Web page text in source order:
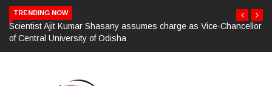
TRENDING NOW
ଗଜପତି:ପାରଳାଖେମୁଣ୍ଡି ପଟ୍ଟନାୟକ ବନ୍ଧ ପୁନରୁଦ୍ଧାର ଓ ନବୀକରଣରେ
୫୫.୬୯ ଲକ୍ଷ ଟଙ୍କାର ଠକେଇ ଘଟଣାରେ ଭିଜିଲାନ୍ସ ଦୁଇ ଜଣ ଯନ୍ତ୍ରୀ ଏବଂ
ଜଣେ ଠିକାଦାରଙ୍କୁ ଗିରଫ କରି ବ୍ରହ୍ମପୁର ଭିଜିଲାନ୍ସ କୋର୍ଟ ଚାଲାଣ